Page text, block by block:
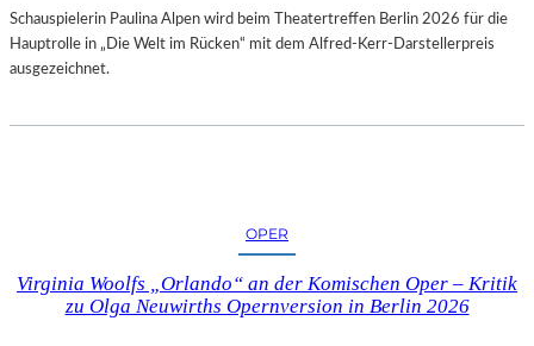
Schauspielerin Paulina Alpen wird beim Theatertreffen Berlin 2026 für die
Hauptrolle in „Die Welt im Rücken“ mit dem Alfred-Kerr-Darstellerpreis
ausgezeichnet.
OPER
Virginia Woolfs „Orlando“ an der Komischen Oper – Kritik
zu Olga Neuwirths Opernversion in Berlin 2026